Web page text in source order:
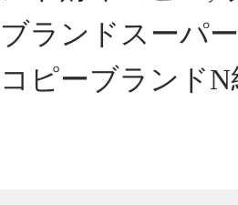
ブランドスーパ
コピーブランド